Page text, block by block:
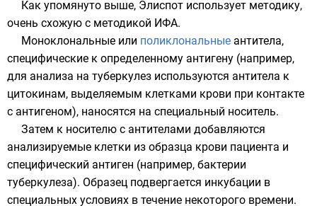
Как упомянуто выше, Элиспот использует методику,
очень схожую с методикой ИФА.
Моноклональные или поликлональные антитела,
специфические к определенному антигену (например,
для анализа на туберкулез используются антитела к
цитокинам, выделяемым клетками крови при контакте
с антигеном), наносятся на специальный носитель.
Затем к носителю с антителами добавляются
анализируемые клетки из образца крови пациента и
специфический антиген (например, бактерии
туберкулеза). Образец подвергается инкубации в
специальных условиях в течение некоторого времени.